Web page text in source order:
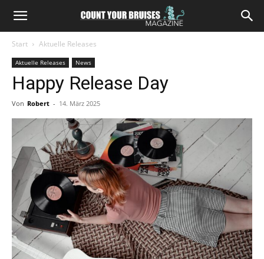
Start Aktuelle Releases
Aktuelle Releases News
Happy Release Day
Von Robert - 14. März 2025